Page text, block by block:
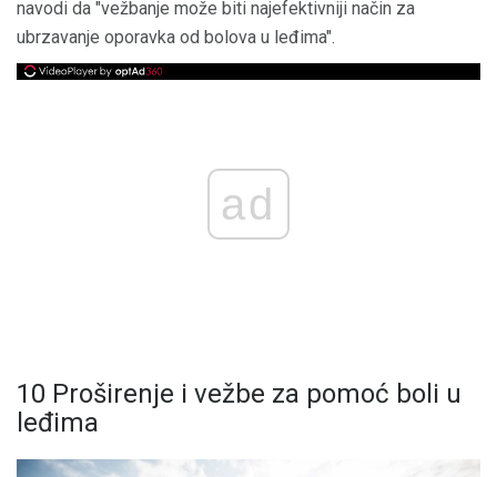
navodi da "vežbanje može biti najefektivniji način za
ubrzavanje oporavka od bolova u leđima".
ad
10 Proširenje i vežbe za pomoć boli u
leđima